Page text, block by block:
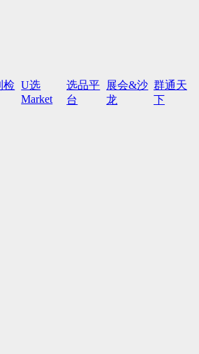
检
U选
Market
选品平
台
展会&沙
龙
群通天
下